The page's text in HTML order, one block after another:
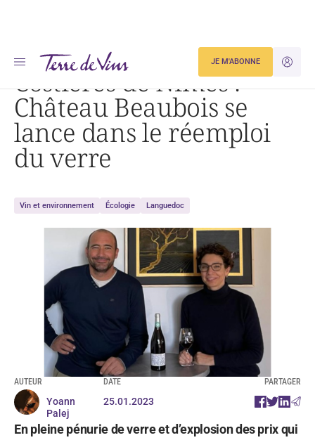
JE
JE M'ABONNE
Accueil Costières de Nîmes : Château Beaubois se lance dans le réemploi du verre
Costières de Nîmes :
Château Beaubois se
lance dans le réemploi
du verre
Vin et environnement Écologie Languedoc
AUTEUR
Yoann
Palej
DATE
25.01.2023
PARTAGER
En pleine pénurie de verre et d’explosion des prix qui